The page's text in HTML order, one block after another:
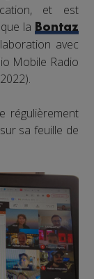
et est
la
Bontaz
avec
Mobile Radio
régulièrement
sa feuille de